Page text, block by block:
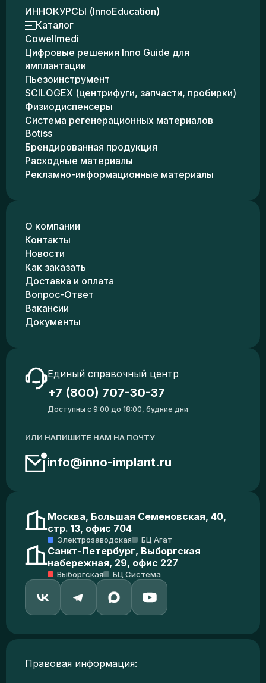
ИННОКУРСЫ (InnoEducation)
Каталог
Cowellmedi
Цифровые решения Inno Guide для
имплантации
Пьезоинструмент
SCILOGEX (центрифуги, запчасти, пробирки)
Физиодиспенсеры
Система регенерационных материалов
Botiss
Брендированная продукция
Расходные материалы
Рекламно-информационные материалы
О компании
Контакты
Новости
Как заказать
Доставка и оплата
Вопрос-Ответ
Вакансии
Документы
Единый справочный центр
+7 (800) 707-30-37
Доступны с 9:00 до 18:00, будние дни
ИЛИ НАПИШИТЕ НАМ НА ПОЧТУ
info@inno-implant.ru
Москва, Большая Семеновская, 40,
стр. 13, офис 704
Электрозаводская БЦ Агат
Санкт-Петербург, Выборгская
набережная, 29, офис 227
Выборгская БЦ Система
Правовая информация: